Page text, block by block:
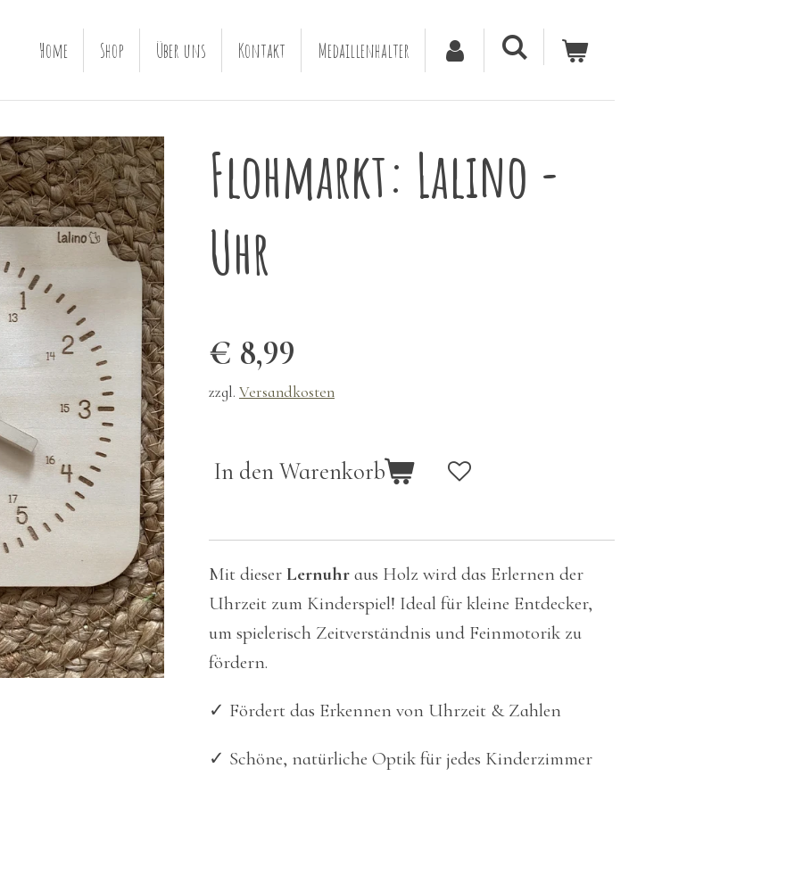
Home Shop Über uns Kontakt Medaillenhalter
Flohmarkt: Lalino -
Uhr
€ 8,99
zzgl. Versandkosten
In den Warenkorb
Mit dieser Lernuhr aus Holz wird das Erlernen der
Uhrzeit zum Kinderspiel! Ideal für kleine Entdecker,
um spielerisch Zeitverständnis und Feinmotorik zu
fördern.
✓ Fördert das Erkennen von Uhrzeit & Zahlen
✓ Schöne, natürliche Optik für jedes Kinderzimmer